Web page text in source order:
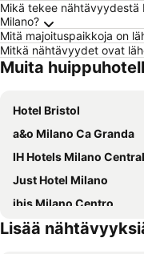
Mikä tekee nähtävyydestä
Milano?
Mitä majoituspaikkoja on
Mitkä nähtävyydet ovat
Muita
Hotel Bristol
a&o Milano Ca Granda
IH Hotels Milano
Just Hotel Milano
ibis Milano Centro
Hotel Metropoli
Lisää